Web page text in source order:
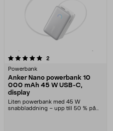
2recensioner
Powerbank
Anker Nano powerbank 10
000 mAh 45 W USB-C,
display
Liten powerbank med 45 W
snabbladdning – upp till 50 % på